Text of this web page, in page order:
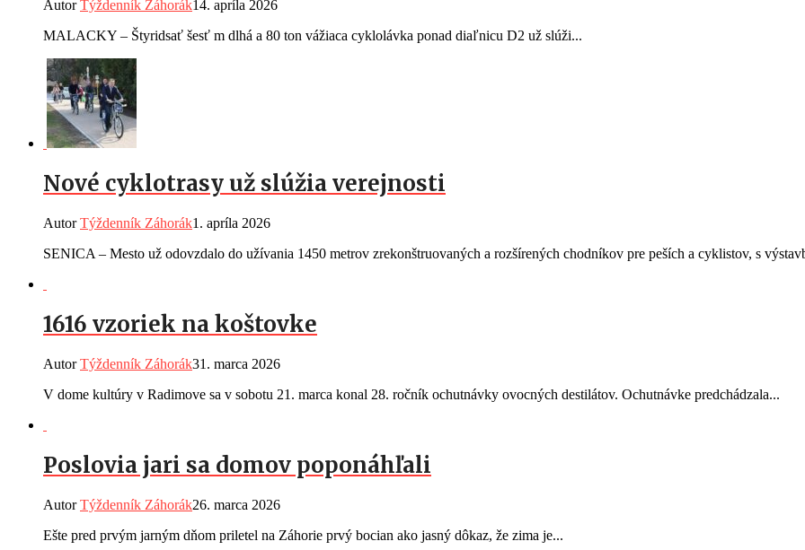
AutorTýždenník Záhorák14. apríla 2026
MALACKY – Štyridsať šesť m dlhá a 80 ton vážiaca cyklolávka ponad diaľnicu D2 už slúži...
Nové cyklotrasy už slúžia verejnosti
AutorTýždenník Záhorák1. apríla 2026
SENICA – Mesto už odovzdalo do užívania 1450 metrov zrekonštruovaných a rozšírených chodníkov pre peších a cyklistov, s
1616 vzoriek na koštovke
AutorTýždenník Záhorák31. marca 2026
V dome kultúry v Radimove sa v sobotu 21. marca konal 28. ročník ochutnávky ovocných destilátov. Ochutnávke predchádzala...
Poslovia jari sa domov poponáhľali
AutorTýždenník Záhorák26. marca 2026
Ešte pred prvým jarným dňom priletel na Záhorie prvý bocian ako jasný dôkaz, že zima je...